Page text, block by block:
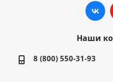
Наши
8 (800) 550-31-93